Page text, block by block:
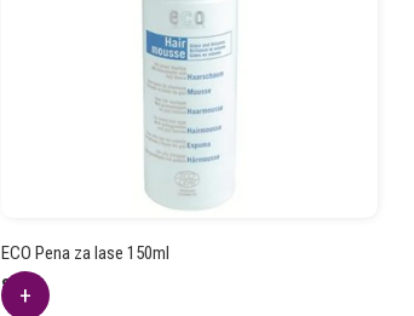
ECO Pena za lase 150ml
8.57
€